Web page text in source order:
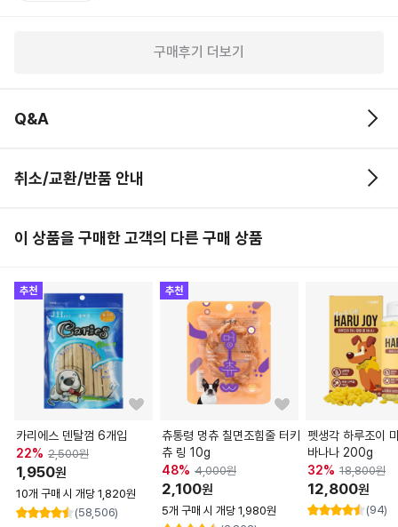
구매후기 더보기
Q&A
취소/교환/반품 안내
이 상품을 구매한 고객의 다른 구매 상품
추천
카리에스 덴탈껌 6개입
22% 2,500원
1,950원
10개 구매 시 개당 1,820원
(58,506)
추천
츄통령 멍츄 칠면조힘줄 터키
츄 링 10g
48% 4,000원
2,100원
5개 구매 시 개당 1,980원
펫생각 하루조이
바나나 200g
32% 18,800원
12,800원
(94)